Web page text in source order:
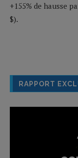
+155% de hausse
$).
RAPPORT